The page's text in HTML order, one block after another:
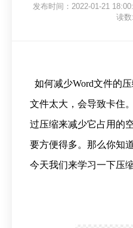
发布时间：2022-01-21
读
如何减少Word文件的
文件太大，会导致卡住
过压缩来减少它占用的
要方便得多。那么你知
今天我们来学习一下压